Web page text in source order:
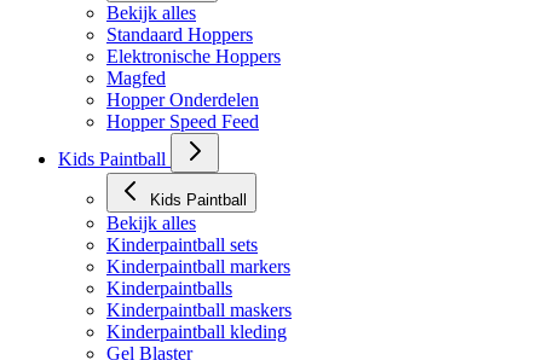
Bekijk alles
Standaard Hoppers
Elektronische Hoppers
Magfed
Hopper Onderdelen
Hopper Speed Feed
Kids Paintball
Kids Paintball
Bekijk alles
Kinderpaintball sets
Kinderpaintball markers
Kinderpaintballs
Kinderpaintball maskers
Kinderpaintball kleding
Gel Blaster